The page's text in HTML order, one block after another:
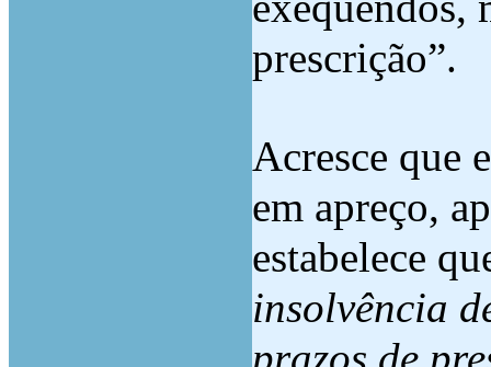
prescrição”.
Acresce que
em apreço,
estabelece
insolvência